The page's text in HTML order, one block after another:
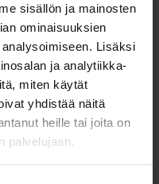
sisällön ja mainosten
ominaisuuksien
Lisäksi
ja analytiikka-
miten käytät
yhdistää näitä
heille tai joita on
palvelujaan.
2026:
saamisen